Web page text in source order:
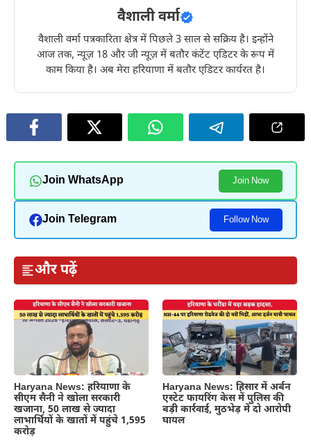
वैशाली वर्मा
वैशाली वर्मा पत्रकारिता क्षेत्र में पिछले 3 साल से सक्रिय है। इन्होंने
आज तक, न्यूज़ 18 और जी न्यूज़ में बतौर कंटेंट एडिटर के रूप में
काम किया है। अब मेरा हरियाणा में बतौर एडिटर कार्यरत है।
Join WhatsApp Join Now
Join Telegram Follow Now
और पढ़ें
Haryana News: हरियाणा के
सीएम सैनी ने खोला सरकारी
खजाना, 50 लाख से ज्यादा
लाभार्थियों के खातों में पहुंचे 1,595
करोड़
Haryana News: हिसार में अर्बन
एस्टेट फायरिंग केस में पुलिस की
बड़ी कार्रवाई, मुठभेड़ में दो आरोपी
घायल